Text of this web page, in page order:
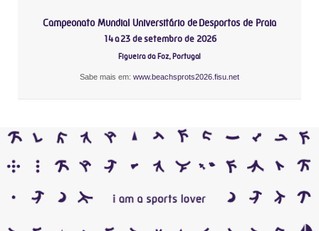
Campeonato Mundial Universitário de Desportos de Praia
14 a 23 de setembro de 2026
Figueira da Foz, Portugal
Sabe mais em: www.beachsprots2026.fisu.net